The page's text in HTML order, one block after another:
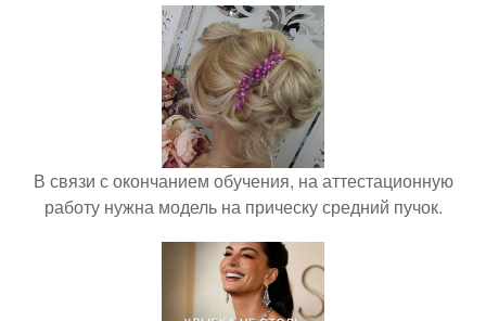
В связи с окончанием обучения, на аттестационную
работу нужна модель на прическу средний пучок.